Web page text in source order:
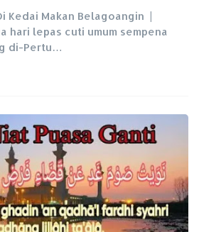
Kedai Makan Belagoangin |
hari lepas cuti umum sempena
di-Pertu…